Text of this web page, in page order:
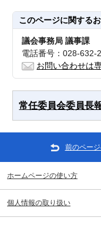
このページに関する
議会事務局 議事課
電話番号：028-632-
お問い合わせは
常任委員会委員長
前のペー
ホームページの使い方
個人情報の取り扱い